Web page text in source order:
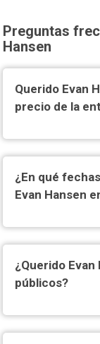
Preguntas
Hansen
Querido Evan
precio de la
¿En qué
Evan Hansen
¿Querido
públicos?